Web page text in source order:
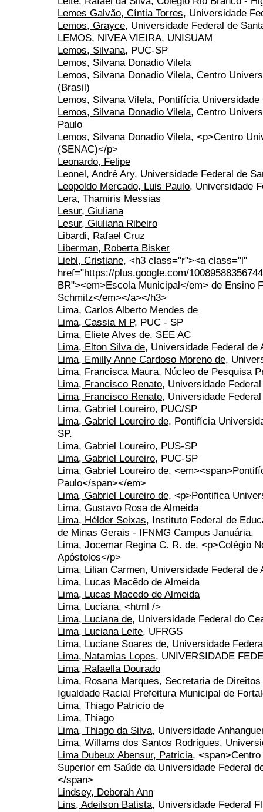
Lemes Galvão, Cíntia Torres, Universidade
Lemos, Grayce, Universidade Federal de
LEMOS, NIVEA VIEIRA, UNISUAM
Lemos, Silvana, PUC-SP
Lemos, Silvana Donadio Vilela
Lemos, Silvana Donadio Vilela, Centro
(Brasil)
Lemos, Silvana Vilela, Pontifícia Universidade
Lemos, Silvana Donadio Vilela, Centro
Paulo
Lemos, Silvana Donadio Vilela, <p>Centro
(SENAC)</p>
Leonardo, Felipe
Leonel, André Ary, Universidade Federal de
Leopoldo Mercado, Luis Paulo, Universidade
Lera, Thamiris Messias
Lesur, Giuliana
Lesur, Giuliana Ribeiro
Libardi, Rafael Cruz
Liberman, Roberta Bisker
Liebl, Cristiane, <h3 class="r"><a class="l"
href="https://plus.google.com/
BR"><em>Escola Municipal</em> de Ensino
Schmitz</em></a></h3>
Lima, Carlos Alberto Mendes de
Lima, Cassia M P, PUC - SP
Lima, Eliete Alves de, SEE AC
Lima, Elton Silva de, Universidade Federal de
Lima, Emilly Anne Cardoso Moreno de,
Lima, Francisca Maura, Núcleo de Pesquisa
Lima, Francisco Renato, Universidade
Lima, Francisco Renato, Universidade
Lima, Gabriel Loureiro, PUC/SP
Lima, Gabriel Loureiro de, Pontifícia
SP.
Lima, Gabriel Loureiro, PUS-SP
Lima, Gabriel Loureiro, PUC-SP
Lima, Gabriel Loureiro de,
Paulo</span></em>
Lima, Gabriel Loureiro de, <p>Pontifica
Lima, Gustavo Rosa de Almeida
Lima, Hélder Seixas, Instituto Federal de
de Minas Gerais - IFNMG Campus Januária.
Lima, Jocemar Regina C. R. de, <p>Colégio
Apóstolos</p>
Lima, Lilian Carmen, Universidade Federal de
Lima, Lucas Macêdo de Almeida
Lima, Lucas Macedo de Almeida
Lima, Luciana, <html />
Lima, Luciana de, Universidade Federal do
Lima, Luciana Leite, UFRGS
Lima, Luciane Soares de, Universidade
Lima, Natamias Lopes, UNIVERSIDADE
Lima, Rafaella Dourado
Lima, Rosana Marques, Secretaria de
Igualdade Racial Prefeitura Municipal de
Lima, Thiago Patricio de
Lima, Thiago
Lima, Thiago da Silva, Universidade
Lima, Willams dos Santos Rodrigues,
Lima Dubeux Abensur, Patricia,
Superior em Saúde da Universidade Federal
</span>
Lindsey, Deborah Ann
Lins, Adeilson Batista, Universidade Federal